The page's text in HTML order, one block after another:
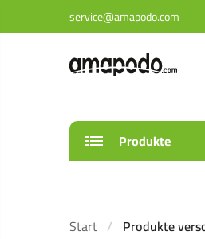
service@amapodo.com
Produkte
Start Produkte